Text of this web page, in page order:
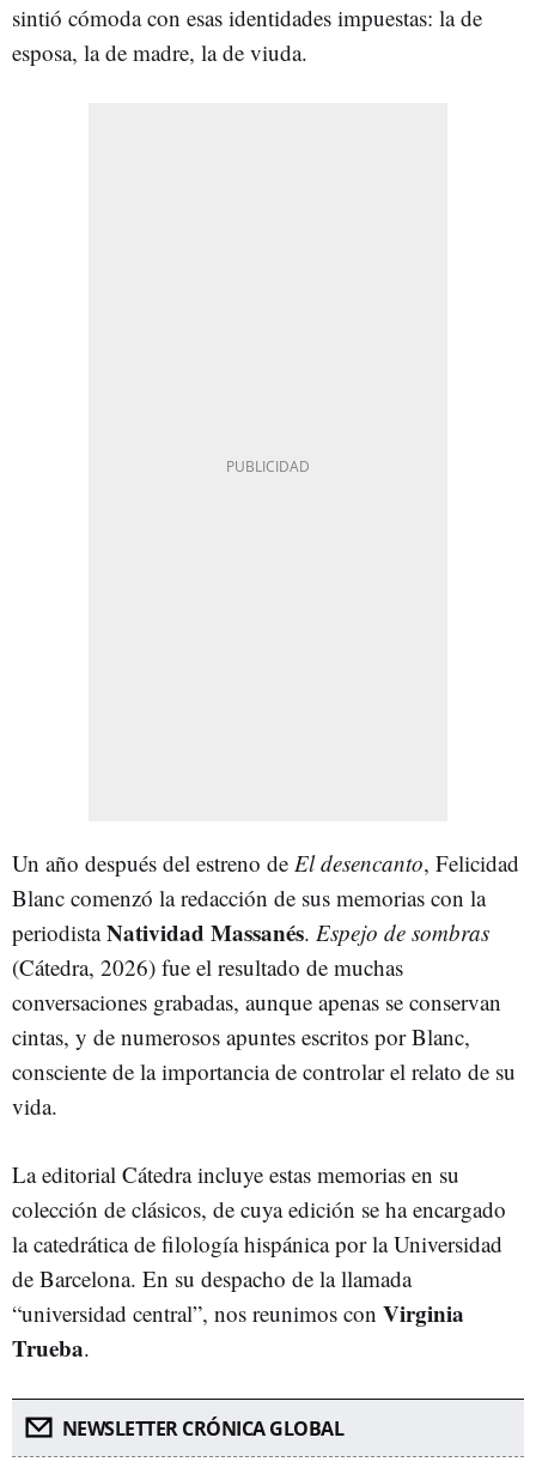
sintió cómoda con esas identidades impuestas: la de
esposa, la de madre, la de viuda.
Un año después del estreno de El desencanto, Felicidad
Blanc comenzó la redacción de sus memorias con la
periodistaNatividad Massanés. Espejo de sombras
(Cátedra, 2026) fue el resultado de muchas
conversaciones grabadas, aunque apenas se conservan
cintas, y de numerosos apuntes escritos por Blanc,
consciente de la importancia de controlar el relato de su
vida.
La editorial Cátedra incluye estas memorias en su
colección de clásicos, de cuya edición se ha encargado
la catedrática de filología hispánica por la Universidad
de Barcelona. En su despacho de la llamada
“universidad central”, nos reunimos con Virginia
Trueba.
NEWSLETTER CRÓNICA GLOBAL